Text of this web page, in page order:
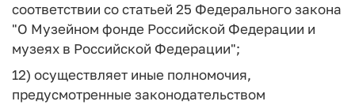
соответствии со статьей 25 Федерального закона
"О Музейном фонде Российской Федерации и
музеях в Российской Федерации";
12) осуществляет иные полномочия,
предусмотренные законодательством